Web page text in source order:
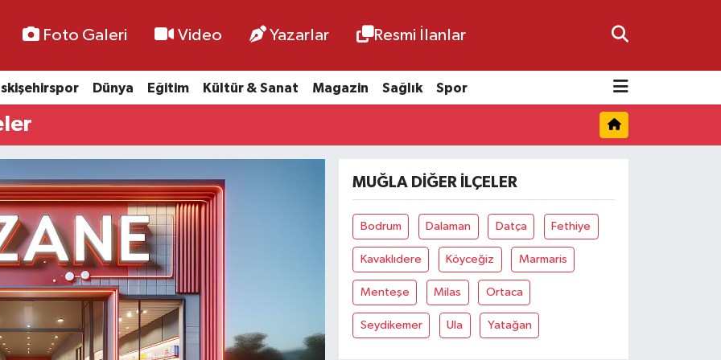
Foto Galeri Video Yazarlar Resmi İlanlar
Dünya Eğitim Kültür & Sanat Magazin Sağlık Spor
MUĞLA DIĞER İLÇELER
Bodrum Dalaman Datça Fethiye
Kavaklıdere Köyceğiz Marmaris
Menteşe Milas Ortaca
Seydikemer Ula Yatağan